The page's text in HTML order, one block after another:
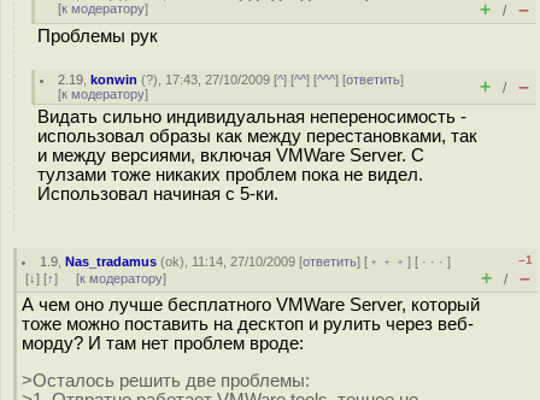
[к модератору] + / –
Проблемы рук
2.19 ,konwin (?), 17:43, 27/10/2009 [^] [^^] [^^^] [ответить]
[к модератору] + / –
Видать сильно индивидуальная непереносимость -
использовал образы как между перестановками, так
и между версиями, включая VMWare Server. С
тулзами тоже никаких проблем пока не видел.
Использовал начиная с 5-ки.
1.9 ,Nas_tradamus (ok), 11:14, 27/10/2009 [ответить] [ ﹢﹢﹢] [ · · ·]
[↓] [↑] [к модератору]
–1
+ / –
А чем оно лучше бесплатного VMWare Server, который
тоже можно поставить на десктоп и рулить через веб-
морду? И там нет проблем вроде:
>Осталось решить две проблемы: